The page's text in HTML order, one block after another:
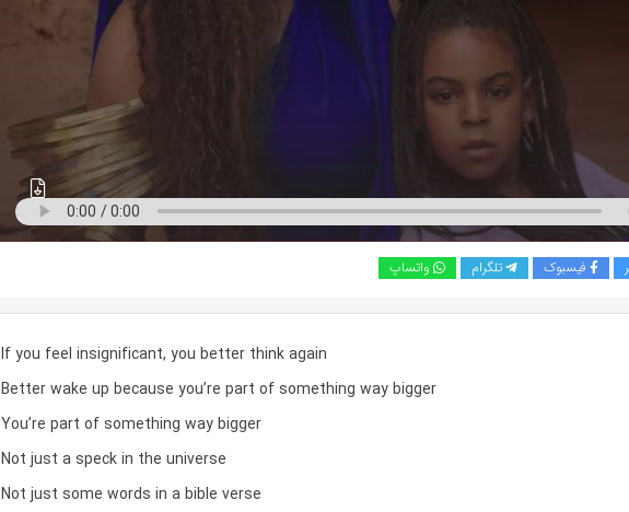
فیسبوک تلگرام واتساپ
If you feel insignificant, you better think again
Better wake up because you’re part of something way bigger
You’re part of something way bigger
Not just a speck in the universe
Not just some words in a bible verse